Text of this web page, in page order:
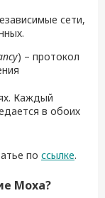
сети,
) – протокол
Каждый
в обоих
по ссылке.
Moxa?